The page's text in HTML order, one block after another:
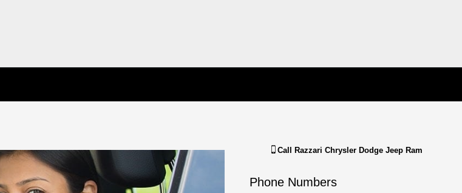
Call Razzari Chrysler Dodge Jeep Ram
Phone Numbers